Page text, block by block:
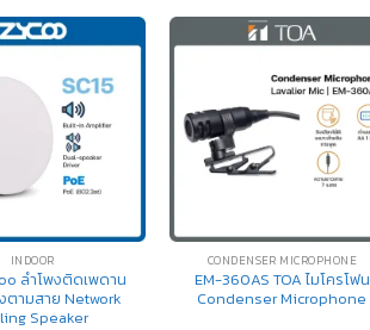
INDOOR
ลำโพงติดเพดาน
ตามสาย Network
Speaker
CONDENSER MICROPHONE
EM-360AS TOA ไมโครโฟน
Condenser Microphone